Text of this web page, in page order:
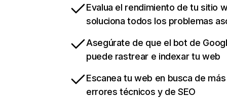
Evalua el rendimiento de tu sitio
soluciona todos los problemas
Asegúrate de que el bot de
puede rastrear e indexar tu web
Escanea tu web en busca de
errores técnicos y de SEO